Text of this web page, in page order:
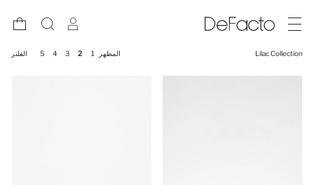
Lilac Collection المظهر 1
2
3
4
5 الفلتر